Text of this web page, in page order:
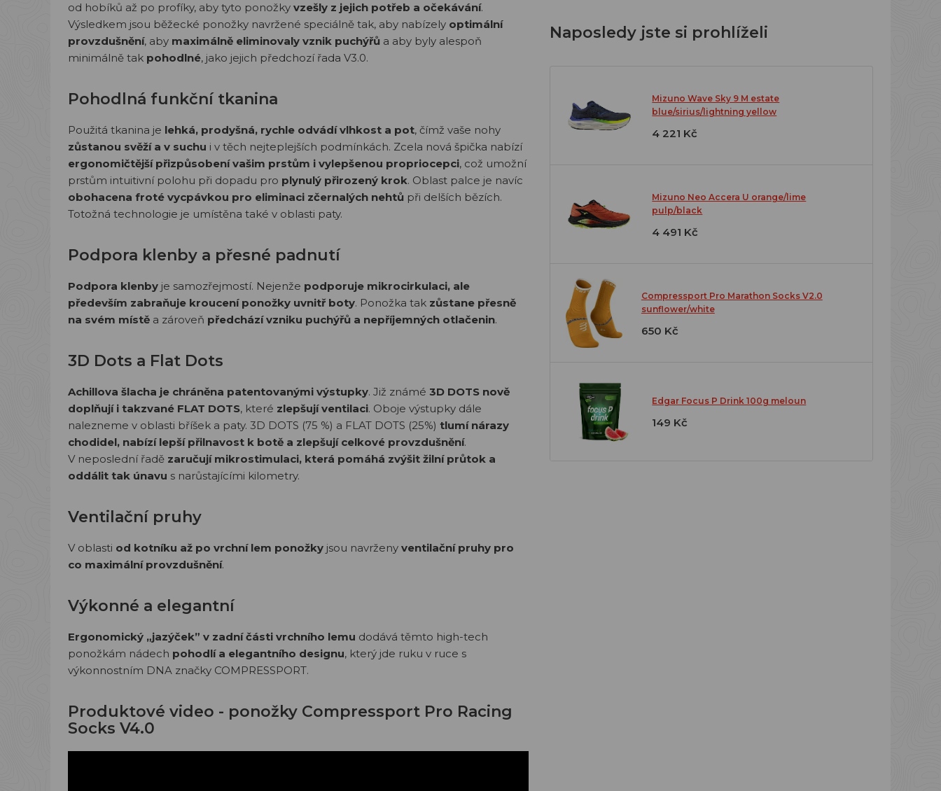
od hobíků až po profíky, aby tyto ponožky vzešly z jejich potřeb a očekávání.
Výsledkem jsou běžecké ponožky navržené speciálně tak, aby nabízely optimální
provzdušnění, aby maximálně eliminovaly vznik puchýřů a aby byly alespoň
minimálně tak pohodlné, jako jejich předchozí řada V3.0.
Pohodlná funkční tkanina
Použitá tkanina je lehká, prodyšná, rychle odvádí vlhkost a pot, čímž vaše nohy
zůstanou svěží a v suchu i v těch nejteplejších podmínkách. Zcela nová špička nabízí
ergonomičtější přizpůsobení vašim prstům i vylepšenou propriocepci, což umožní
prstům intuitivní polohu při dopadu pro plynulý přirozený krok. Oblast palce je navíc
obohacena froté vycpávkou pro eliminaci zčernalých nehtů při delších bězích.
Totožná technologie je umístěna také v oblasti paty.
Podpora klenby a přesné padnutí
Podpora klenby je samozřejmostí. Nejenže podporuje mikrocirkulaci, ale
především zabraňuje kroucení ponožky uvnitř boty. Ponožka tak zůstane přesně
na svém místě a zároveň předchází vzniku puchýřů a nepříjemných otlačenin.
3D Dots a Flat Dots
Achillova šlacha je chráněna patentovanými výstupky. Již známé 3D DOTS nově
doplňují i takzvané FLAT DOTS, které zlepšují ventilaci. Oboje výstupky dále
nalezneme v oblasti bříšek a paty. 3D DOTS (75 %) a FLAT DOTS (25%) tlumí nárazy
chodidel, nabízí lepší přilnavost k botě a zlepšují celkové provzdušnění.
V neposlední řadě zaručují mikrostimulaci, která pomáhá zvýšit žilní průtok a
oddálit tak únavu s narůstajícími kilometry.
Ventilační pruhy
V oblasti od kotníku až po vrchní lem ponožky jsou navrženy ventilační pruhy pro
co maximální provzdušnění.
Výkonné a elegantní
Ergonomický „jazýček” v zadní části vrchního lemu dodává těmto high-tech
ponožkám nádech pohodlí a elegantního designu, který jde ruku v ruce s
výkonnostním DNA značky COMPRESSPORT.
Produktové video - ponožky Compressport Pro Racing
Socks V4.0
Naposledy jste si prohlíželi
Mizuno Wave Sky 9 M estate
blue/sirius/lightning yellow
4 221 Kč
Mizuno Neo Accera U orange/lime
pulp/black
4 491 Kč
Compressport Pro Marathon Socks V2.0
sunflower/white
650 Kč
Edgar Focus P Drink 100g meloun
149 Kč